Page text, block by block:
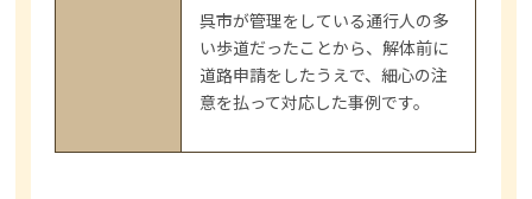
呉市が管理をしている通行人の多
い歩道だったことから、解体前に
道路申請をしたうえで、細心の注
意を払って対応した事例です。